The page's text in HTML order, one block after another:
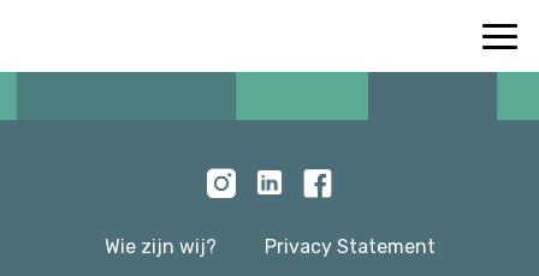
Wie zijn wij? Privacy Statement